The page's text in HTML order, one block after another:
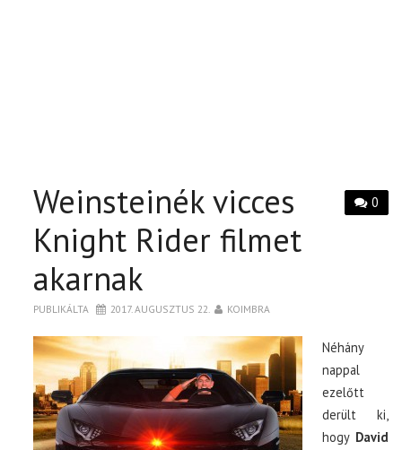
0
Weinsteinék vicces
Knight Rider filmet
akarnak
PUBLIKÁLTA 2017. AUGUSZTUS 22. KOIMBRA
Néhány
nappal
ezelőtt
derült ki,
hogy David